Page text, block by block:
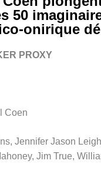
50
onirique
PROXY
Coen
Jennifer Jason
Jim True,